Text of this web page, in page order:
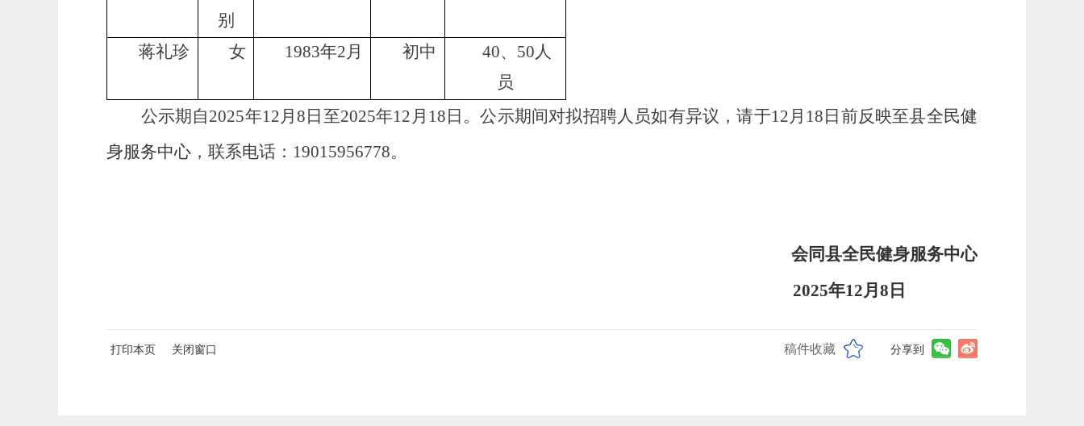
别
蒋礼珍 女 1983年2月 初中
40、50人
员
公示期自2025年12月8日至2025年12月18日。公示期间对拟招聘人员如有异议，请于12月18日前反映至县全民健
身服务中心 ，联系电话： 19015956778。
会同县全民健身服务中心
2025年12月 8 日
打印本页 关闭窗口 稿件收藏 分享到